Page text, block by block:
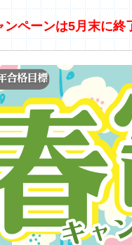
ンペーンは5月末に